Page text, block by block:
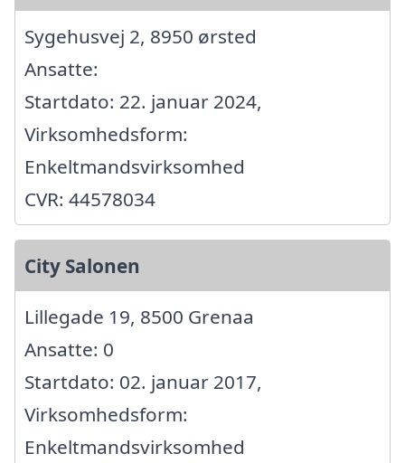
Sygehusvej 2, 8950 ørsted
Ansatte:
Startdato: 22. januar 2024,
Virksomhedsform:
Enkeltmandsvirksomhed
CVR: 44578034
City Salonen
Lillegade 19, 8500 Grenaa
Ansatte: 0
Startdato: 02. januar 2017,
Virksomhedsform:
Enkeltmandsvirksomhed